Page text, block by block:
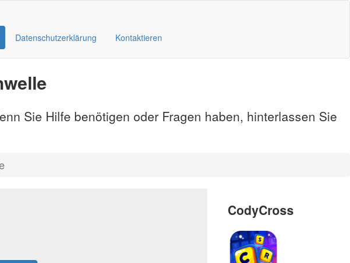
Datenschutzerklärung Kontaktieren
Sie Hilfe benötigen oder Fragen haben, hinterlassen Sie
CodyCross